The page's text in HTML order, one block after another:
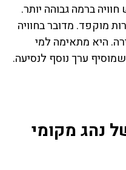
ברמה גבוהה יותר.
מוקפד. מדובר בחוויה
היא מתאימה למי
ערך נוסף לנסיעה.
נהג מקומי